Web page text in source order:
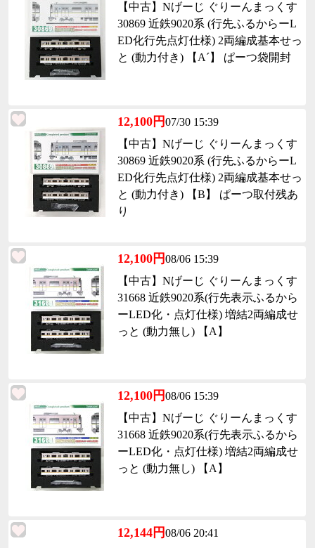
【中古】Nげーじ ぐりーんまっくす
30869 近鉄9020系 (行先ふるからーL
ED化行先点灯仕様) 2両編成基本せっ
と (動力付き) 【A´】 ぱーつ袋開封
12,100円07/30 15:39
【中古】Nげーじ ぐりーんまっくす
30869 近鉄9020系 (行先ふるからーL
ED化行先点灯仕様) 2両編成基本せっ
と (動力付き) 【B】 ぱーつ取付残あ
り
12,100円08/06 15:39
【中古】Nげーじ ぐりーんまっくす
31668 近鉄9020系(行先表示ふるから
ーLED化・点灯仕様) 増結2両編成せ
っと (動力無し) 【A】
12,100円08/06 15:39
【中古】Nげーじ ぐりーんまっくす
31668 近鉄9020系(行先表示ふるから
ーLED化・点灯仕様) 増結2両編成せ
っと (動力無し) 【A】
12,144円08/06 20:41